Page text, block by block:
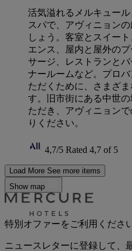
活気溢れるメルキュー
スパで、アヴィニョン
しょう。客室とスイー
エンス、屋内と屋外の
サージ、レストランと
ナールームなど。プロ
ただくために、さまざ
す。旧市街にある中世
ただき、アヴィニョン
りください。
4,7/5 Rated 4,7 of 5
Load More See more items
Show map
特別オファーをご利用くださ
ニュースレターに登録して、